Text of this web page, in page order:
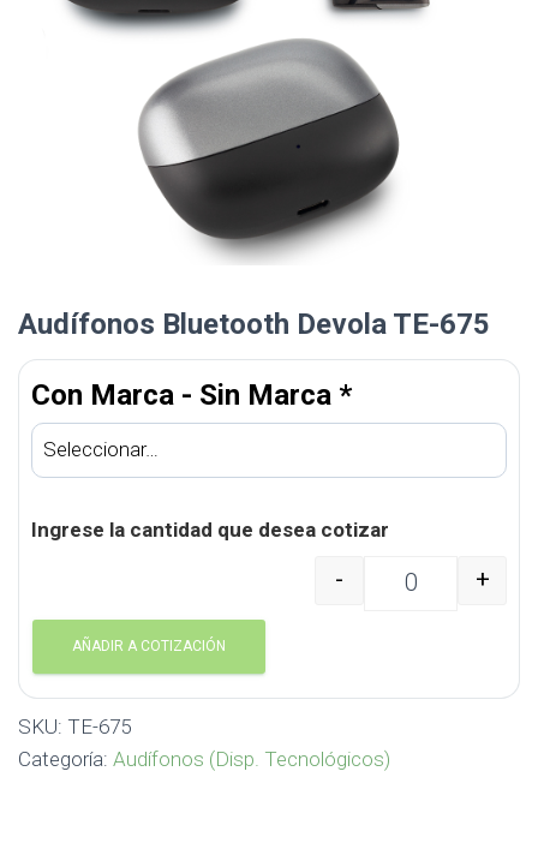
Audífonos Bluetooth Devola TE-675
Con Marca - Sin Marca *
Ingrese la cantidad que desea cotizar
Audífonos Bluetooth
- +
AÑADIR A COTIZACIÓN
SKU: TE-675
Categoría: Audífonos (Disp. Tecnológicos)